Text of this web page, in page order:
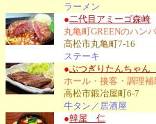
ラーメン
● 二代目アミーゴ森崎
丸亀町GREENのハン
高松市丸亀町7-16
ステーキ
●ぶつぎりたんちゃ
ホール・接客・調理補
高松市鍛冶屋町6-7
牛タン／居酒屋
●韓屋 仁